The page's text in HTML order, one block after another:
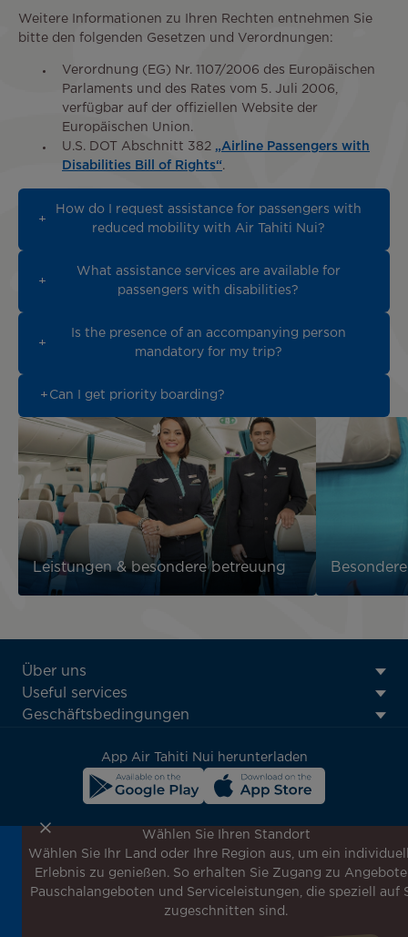
Weitere Informationen zu Ihren Rechten entnehmen Sie
bitte den folgenden Gesetzen und Verordnungen:
Verordnung (EG) Nr. 1107/2006 des Europäischen
Parlaments und des Rates vom 5. Juli 2006,
verfügbar auf der offiziellen Website der
Europäischen Union.
U.S. DOT Abschnitt 382 „Airline Passengers with
Disabilities Bill of Rights“.
How do I request assistance for passengers with
reduced mobility with Air Tahiti Nui?
What assistance services are available for
passengers with disabilities?
Is the presence of an accompanying person
mandatory for my trip?
Can I get priority boarding?
Leistungen & besondere betreuung
ATN:
Footer
menu
Über uns
Useful services
Geschäftsbedingungen
App Air Tahiti Nui herunterladen
Melden Sie sich für unseren Newsletter an, um die
neuesten Nachrichten zu erhalten!
Erhalten Sie unsere verschiedenen Sonderangebote und
Aktionen vor allen anderen, entdecken Sie unsere
Wählen Sie Ihren Standort
Wählen Sie Ihr Land oder Ihre Region aus, um ein
Erlebnis zu genießen. So erhalten Sie Zugang zu
Pauschalangeboten und Serviceleistungen, die speziell auf
zugeschnitten sind.